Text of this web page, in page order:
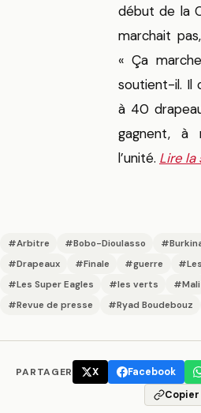
début de la
marchait
« Ça
soutient-il. Il
à 40
gagnent, à
l’unité. Lire la
#Arbitre #Bobo-Dioulasso
#Drapeaux
#Finale #guerre
#Les Super Eagles
#les verts #Mali
#Revue de presse
#Ryad Boudebouz
PARTAGER X Facebook
Copier